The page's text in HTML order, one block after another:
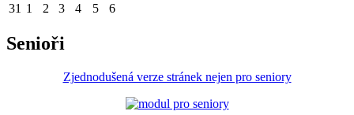
31 1 2 3 4 5 6
Senioři
Zjednodušená verze stránek nejen pro seniory